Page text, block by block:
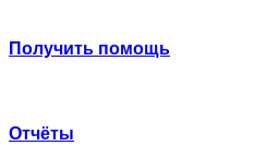
Получить помощь
Отчёты